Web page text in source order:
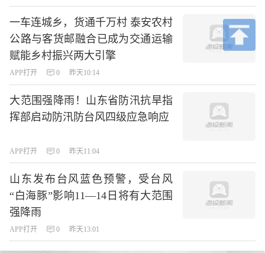
一车连城乡，货通千万村 泰安农村
公路与客货邮融合已成为交通运输
赋能乡村振兴两大引擎
APP打开 0 昨天10:14
大范围强降雨！山东省防汛抗旱指
挥部启动防汛防台风四级应急响应
APP打开 0 昨天11:04
山东发布台风蓝色预警，受台风
“白海豚”影响11—14日将有大范围
强降雨
APP打开 0 昨天13:01